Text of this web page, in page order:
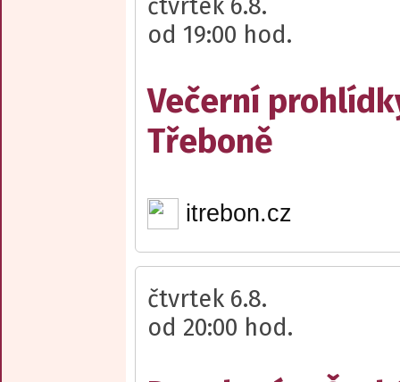
čtvrtek 6.8.
od 19:00 hod.
Večerní
Třeboně
itrebon.cz
čtvrtek 6.8.
od 20:00 hod.